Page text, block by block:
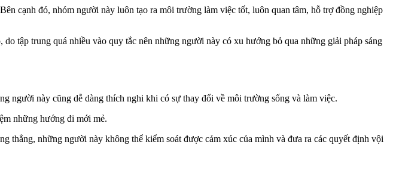
cạnh đó, nhóm người này luôn tạo ra môi trường làm việc tốt, luôn quan tâm, hỗ trợ đồng nghiệp
tập trung quá nhiều vào quy tắc nên những người này có xu hướng bỏ qua những giải pháp sáng
người này cũng dễ dàng thích nghi khi có sự thay đổi về môi trường sống và làm việc.
những hướng đi mới mẻ.
thẳng, những người này không thể kiểm soát được cảm xúc của mình và đưa ra các quyết định vội